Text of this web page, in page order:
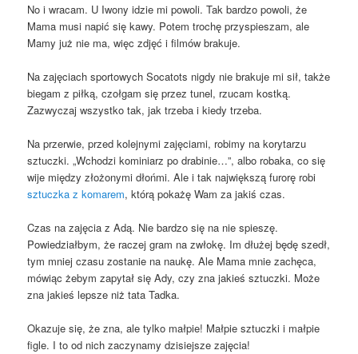
No i wracam. U Iwony idzie mi powoli. Tak bardzo powoli, że
Mama musi napić się kawy. Potem trochę przyspieszam, ale
Mamy już nie ma, więc zdjęć i filmów brakuje.
Na zajęciach sportowych Socatots nigdy nie brakuje mi sił, także
biegam z piłką, czołgam się przez tunel, rzucam kostką.
Zazwyczaj wszystko tak, jak trzeba i kiedy trzeba.
Na przerwie, przed kolejnymi zajęciami, robimy na korytarzu
sztuczki. „Wchodzi kominiarz po drabinie…”, albo robaka, co się
wije między złożonymi dłońmi. Ale i tak największą furorę robi
sztuczka z komarem, którą pokażę Wam za jakiś czas.
Czas na zajęcia z Adą. Nie bardzo się na nie spieszę.
Powiedziałbym, że raczej gram na zwłokę. Im dłużej będę szedł,
tym mniej czasu zostanie na naukę. Ale Mama mnie zachęca,
mówiąc żebym zapytał się Ady, czy zna jakieś sztuczki. Może
zna jakieś lepsze niż tata Tadka.
Okazuje się, że zna, ale tylko małpie! Małpie sztuczki i małpie
figle. I to od nich zaczynamy dzisiejsze zajęcia!